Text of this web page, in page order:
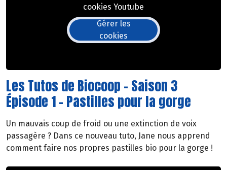
cookies Youtube
Gérer les
cookies
Les Tutos de Biocoop - Saison 3
Épisode 1 - Pastilles pour la gorge
Un mauvais coup de froid ou une extinction de voix
passagère ? Dans ce nouveau tuto, Jane nous apprend
comment faire nos propres pastilles bio pour la gorge !